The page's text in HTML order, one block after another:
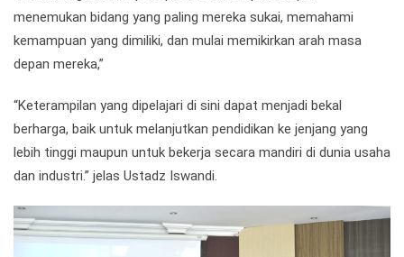
menemukan bidang yang paling mereka sukai, memahami
kemampuan yang dimiliki, dan mulai memikirkan arah masa
depan mereka,”
“Keterampilan yang dipelajari di sini dapat menjadi bekal
berharga, baik untuk melanjutkan pendidikan ke jenjang yang
lebih tinggi maupun untuk bekerja secara mandiri di dunia usaha
dan industri.” jelas Ustadz Iswandi.